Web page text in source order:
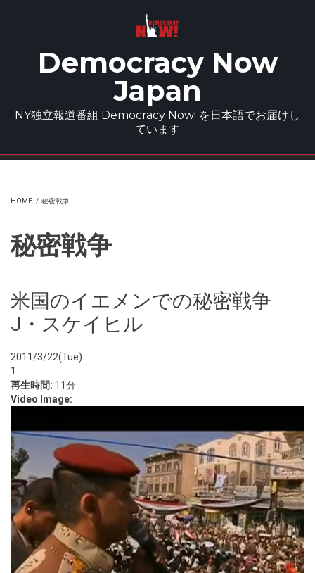
Democracy Now
Japan
NY独立報道番組 Democracy Now! を日本語でお届けし
ています
HOME / 秘密戦争
秘密戦争
米国のイエメンでの秘密戦争
J・スケイヒル
2011/3/22(Tue)
1
再生時間: 11分
Video Image: